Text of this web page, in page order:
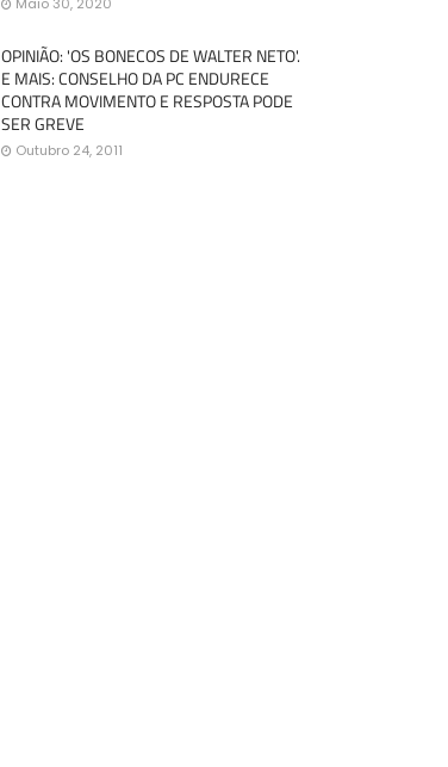
OPINIÃO: 'OS BONECOS DE WALTER NETO'.
E MAIS: CONSELHO DA PC ENDURECE
CONTRA MOVIMENTO E RESPOSTA PODE
SER GREVE
Outubro 24, 2011